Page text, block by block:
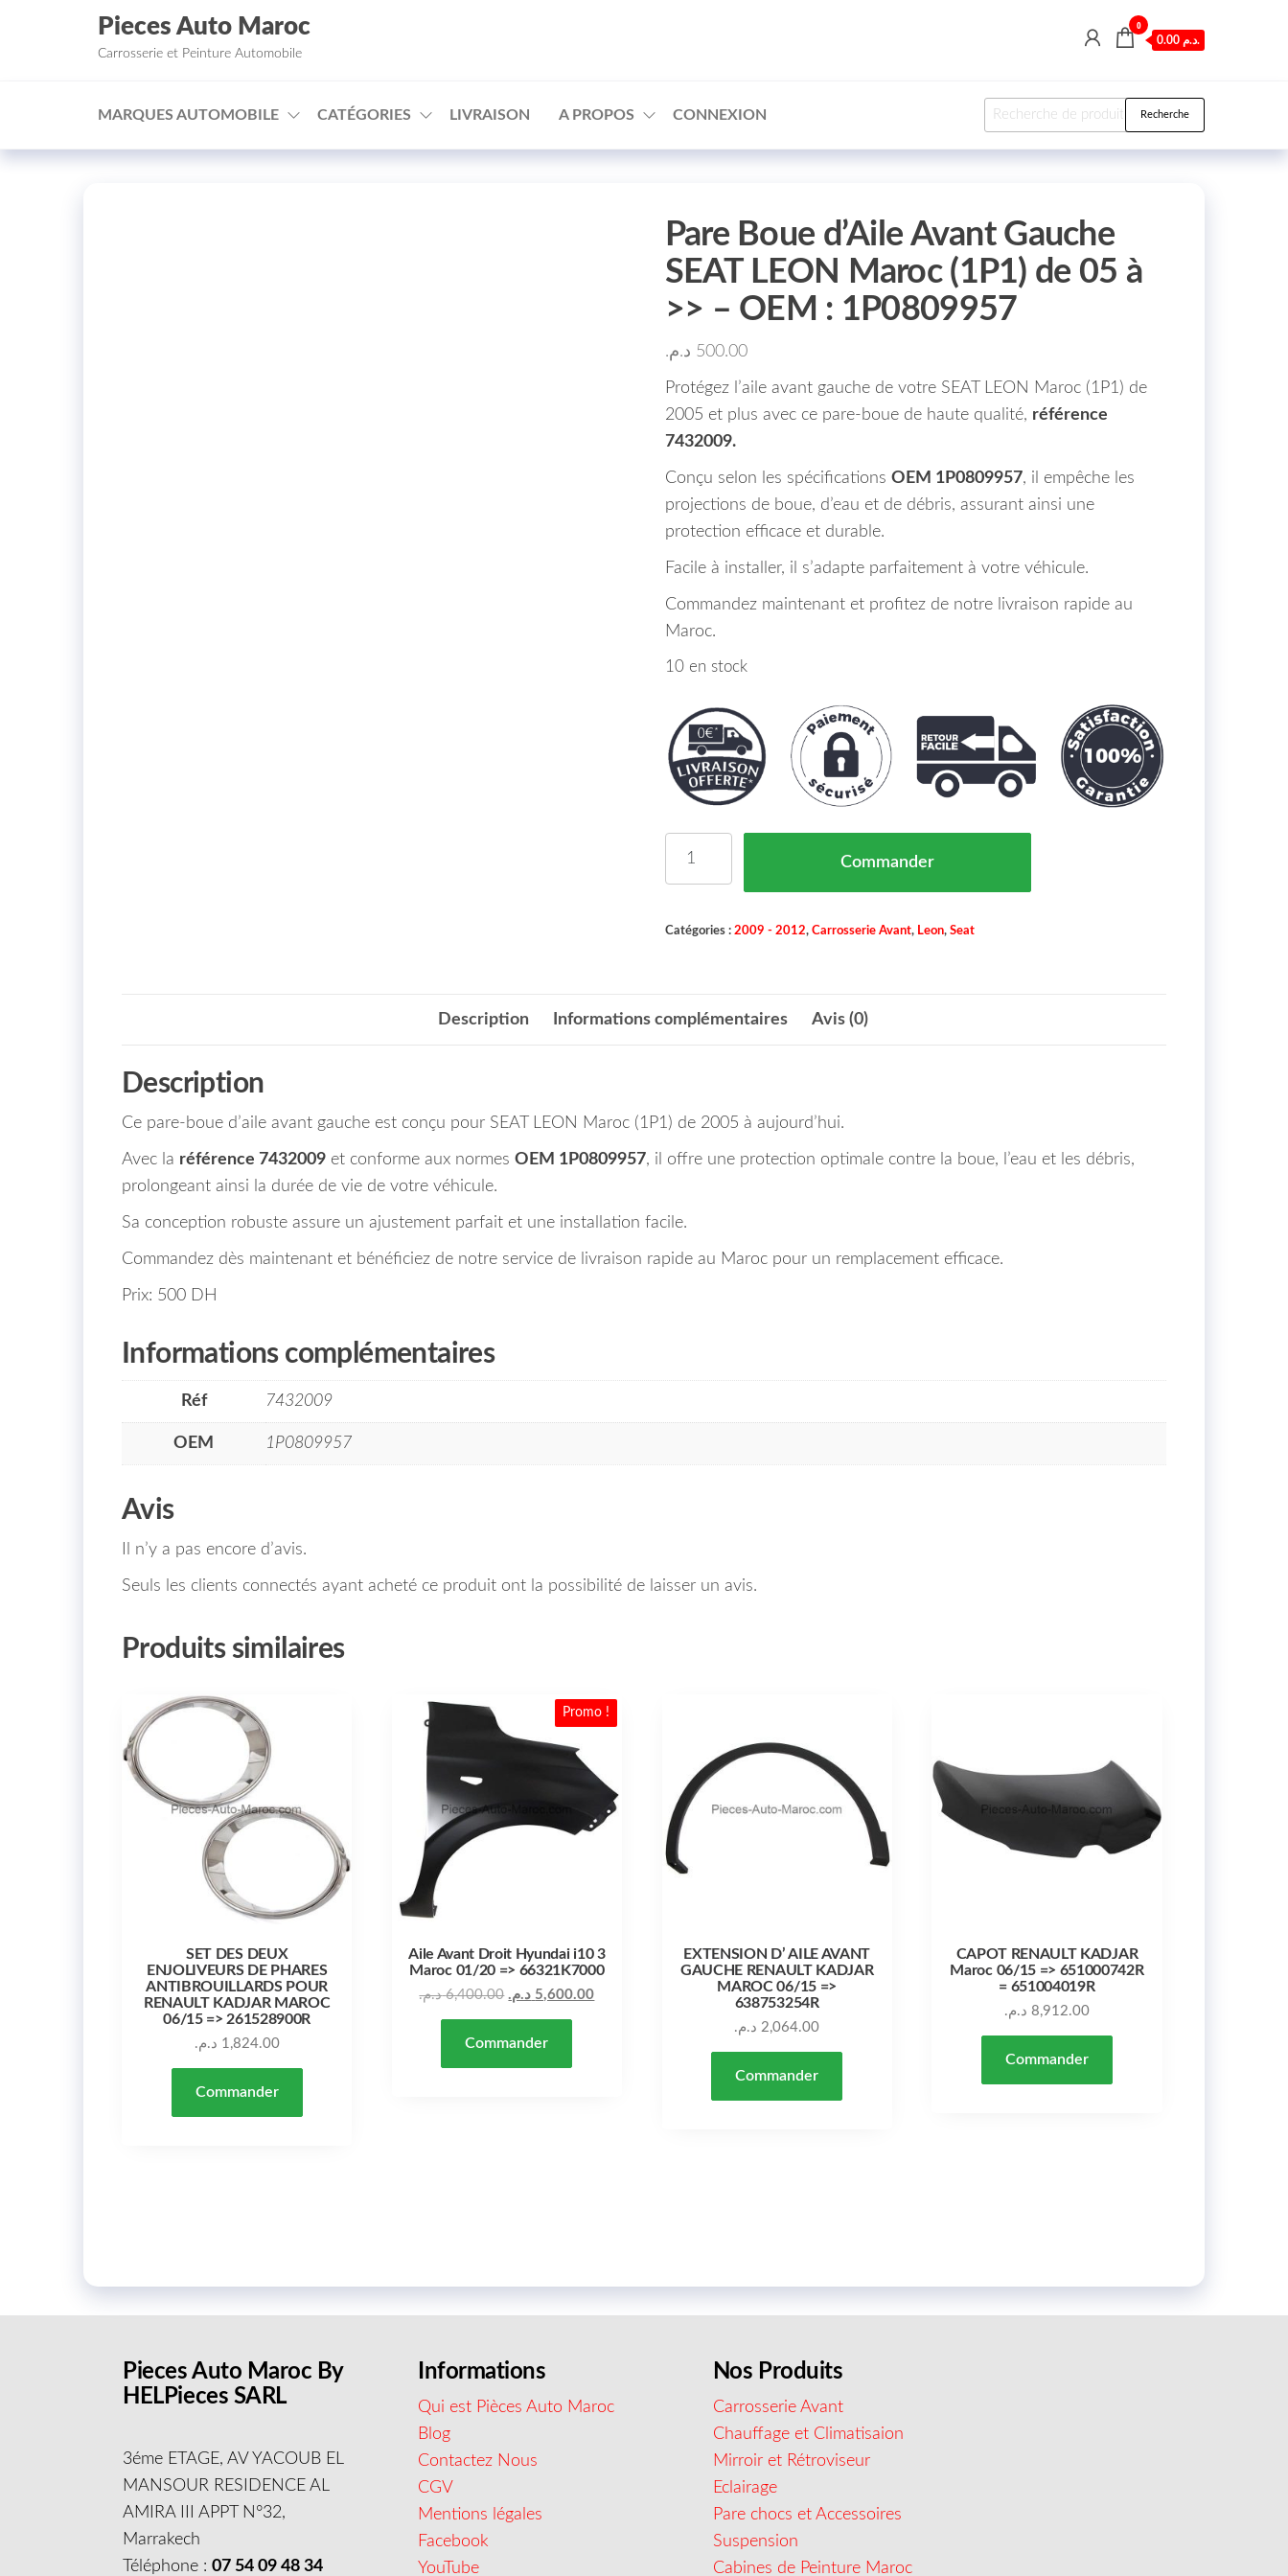
□
Aller au contenu
Pieces Auto Maroc
Carrosserie et Peinture Automobile
0
0.00 د.م.
MARQUES AUTOMOBILE CATÉGORIES LIVRAISON A PROPOS CONNEXION Recherche pour : Recherche
Pare Boue d’Aile Avant Gauche
SEAT LEON Maroc (1P1) de 05 à
>> – OEM : 1P0809957
500.00 د.م.
Protégez l’aile avant gauche de votre SEAT LEON Maroc (1P1) de
2005 et plus avec ce pare-boue de haute qualité, référence
7432009.
Conçu selon les spécifications OEM 1P0809957, il empêche les
projections de boue, d’eau et de débris, assurant ainsi une
protection efficace et durable.
Facile à installer, il s’adapte parfaitement à votre véhicule.
Commandez maintenant et profitez de notre livraison rapide au
Maroc.
10 en stock
Commander
Catégories : 2009 - 2012, Carrosserie Avant, Leon, Seat
Description Informations complémentaires Avis (0)
Description
Ce pare-boue d’aile avant gauche est conçu pour SEAT LEON Maroc (1P1) de 2005 à aujourd’hui.
Avec la référence 7432009 et conforme aux normes OEM 1P0809957, il offre une protection optimale contre la boue, l’eau et les débris,
prolongeant ainsi la durée de vie de votre véhicule.
Sa conception robuste assure un ajustement parfait et une installation facile.
Commandez dès maintenant et bénéficiez de notre service de livraison rapide au Maroc pour un remplacement efficace.
Prix: 500 DH
Informations complémentaires
Réf 7432009
OEM 1P0809957
Avis
Il n’y a pas encore d’avis.
Seuls les clients connectés ayant acheté ce produit ont la possibilité de laisser un avis.
Produits similaires
SET DES DEUX
ENJOLIVEURS DE PHARES
ANTIBROUILLARDS POUR
RENAULT KADJAR MAROC
06/15 => 261528900R
1,824.00 د.م.
Commander
Promo !
Aile Avant Droit Hyundai i10 3
Maroc 01/20 => 66321K7000
6,400.00 د.م. Le prix initial était : 6,400.00 د.م.. 5,600.00 د.م. Le prix actuel est : 5,600.00 د.م..
Commander
EXTENSION D’ AILE AVANT
GAUCHE RENAULT KADJAR
MAROC 06/15 =>
638753254R
2,064.00 د.م.
Commander
CAPOT RENAULT KADJAR
Maroc 06/15 => 651000742R
= 651004019R
8,912.00 د.م.
Commander
Pieces Auto Maroc By
HELPieces SARL
3éme ETAGE, AV YACOUB EL
MANSOUR RESIDENCE AL
AMIRA III APPT N°32,
Marrakech
Téléphone :07 54 09 48 34
Informations
Qui est Pièces Auto Maroc
Blog
Contactez Nous
CGV
Mentions légales
Facebook
YouTube
Nos Produits
Carrosserie Avant
Chauffage et Climatisaion
Mirroir et Rétroviseur
Eclairage
Pare chocs et Accessoires
Suspension
Cabines de Peinture Maroc